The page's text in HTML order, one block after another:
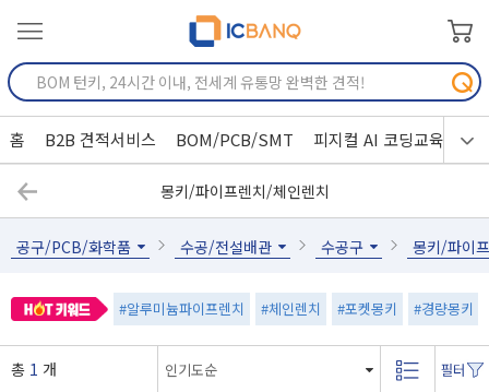
홈 B2B 견적서비스 BOM/PCB/SMT 피지컬 AI 코딩교육
몽키/파이프렌치/체인렌치
공구/PCB/화학품 수공/전설배관 수공구 몽키/파이
#알루미늄파이프렌치 #체인렌치 #포켓몽키 #경량몽키
총 1 개